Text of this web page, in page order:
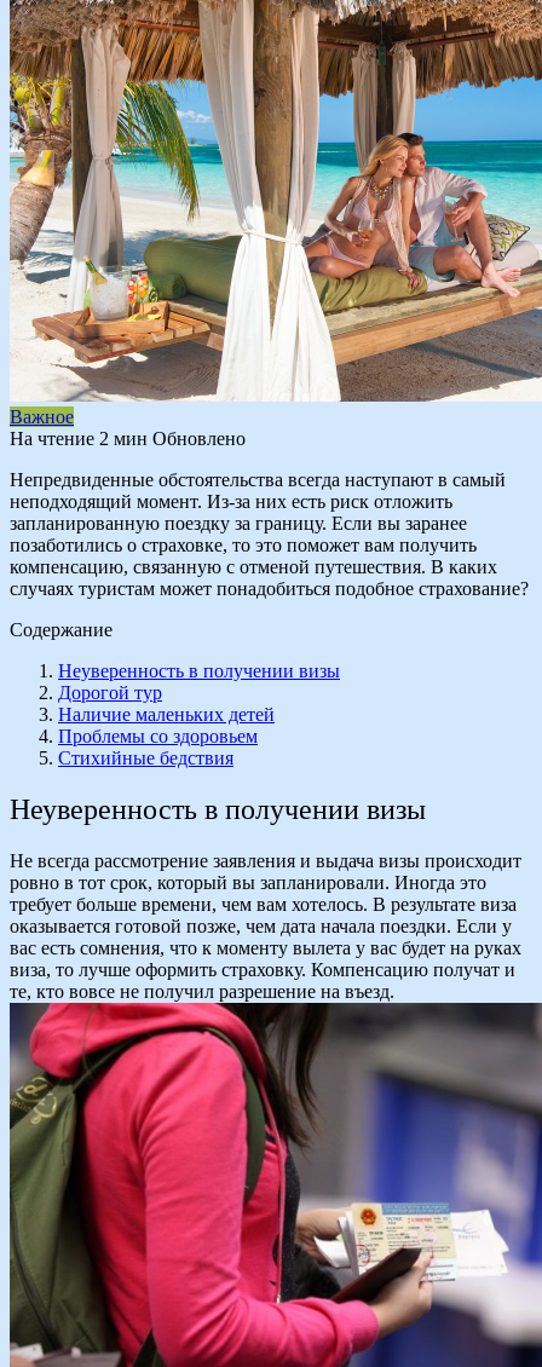
Важное
На чтение 2 мин Обновлено
Непредвиденные обстоятельства всегда наступают в самый
неподходящий момент. Из-за них есть риск отложить
запланированную поездку за границу. Если вы заранее
позаботились о страховке, то это поможет вам получить
компенсацию, связанную с отменой путешествия. В каких
случаях туристам может понадобиться подобное страхование?
Содержание
Неуверенность в получении визы
Дорогой тур
Наличие маленьких детей
Проблемы со здоровьем
Стихийные бедствия
Неуверенность в получении визы
Не всегда рассмотрение заявления и выдача визы происходит
ровно в тот срок, который вы запланировали. Иногда это
требует больше времени, чем вам хотелось. В результате виза
оказывается готовой позже, чем дата начала поездки. Если у
вас есть сомнения, что к моменту вылета у вас будет на руках
виза, то лучше оформить страховку. Компенсацию получат и
те, кто вовсе не получил разрешение на въезд.